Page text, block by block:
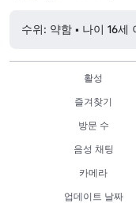
수위: 약함 • 나이 16세
활성
즐겨찾기
방문 수
음성 채팅
카메라
업데이트 날짜